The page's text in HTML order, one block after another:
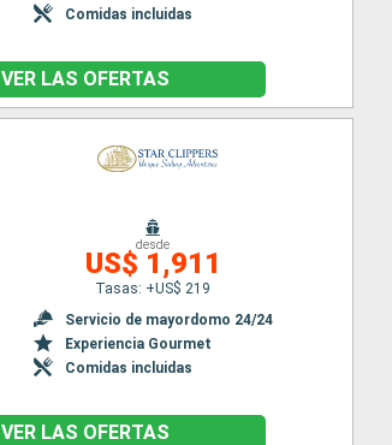
Comidas incluidas
VER LAS OFERTAS
desde
US$ 1,911
Tasas: +US$ 219
Servicio de mayordomo 24/24
Experiencia Gourmet
Comidas incluidas
VER LAS OFERTAS